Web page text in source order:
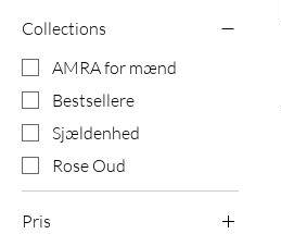
Collections
AMRA for mænd
Bestsellere
Sjældenhed
Rose Oud
Pris